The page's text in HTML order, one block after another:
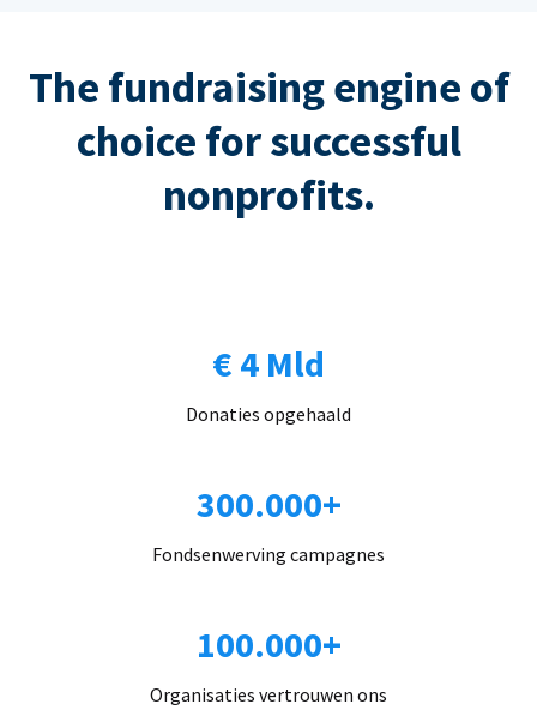
The fundraising engine of
choice for successful
nonprofits.
€ 4 Mld
Donaties opgehaald
300.000+
Fondsenwerving campagnes
100.000+
Organisaties vertrouwen ons